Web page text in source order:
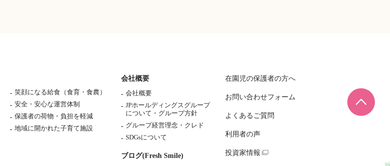
ページ
笑顔になる給食（食育・食農）
安全・安心な運営体制
保護者の荷物・負担を軽減
地域に開かれた子育て施設
会社概要
会社概要
JPホールディングスグループ
について・ グループ方針
グループ経営理念・クレド
SDGsについて
ブログ(Fresh Smile)
在園児の保護者の方へ
お問い合わせフォーム
よくあるご質問
利用者の声
投資家情報